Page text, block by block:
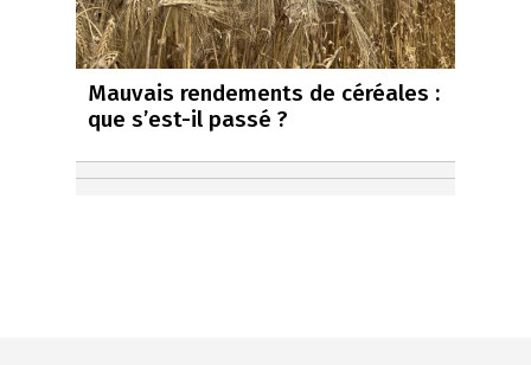
Mauvais rendements de céréales :
que s’est-il passé ?